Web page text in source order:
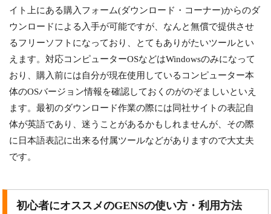
イト上にある購入フォーム(ダウンロード・コーナー)からのダ
ウンロードによる入手が可能ですが、なんと無償で提供させ
るフリーソフトになっており、とてもありがたいツールとい
えます。対応コンピューターOSなどはWindowsのみになって
おり、購入前には自分が現在使用しているコンピューター本
体のOSバージョン情報を確認しておくのがのぞましいといえ
ます。最初のダウンロード作業の際には同社サイトの表記自
体が英語であり、迷うことがあるかもしれませんが、その際
に日本語表記に出来る付属ツールなどがありますので大丈夫
です。
初心者にオススメのGENSの使い方・利用方法